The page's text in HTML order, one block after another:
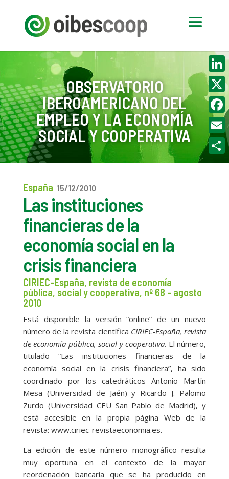
OBSERVATORIO
IBEROAMERICANO DEL
EMPLEO Y LA ECONOMÍA
SOCIAL Y COOPERATIVA
España 15/12/2010
Las instituciones
financieras de la
economía social en la
crisis financiera
CIRIEC-España, revista de economía
pública, social y cooperativa, nº 68 - agosto
2010
Está disponible la versión “online” de un nuevo
número de la revista científica CIRIEC-España, revista
de economía pública, social y cooperativa. El número,
titulado “Las instituciones financieras de la
economía social en la crisis financiera”, ha sido
coordinado por los catedráticos Antonio Martín
Mesa (Universidad de Jaén) y Ricardo J. Palomo
Zurdo (Universidad CEU San Pablo de Madrid), y
está accesible en la propia página Web de la
revista: www.ciriec-revistaeconomia.es.
La edición de este número monográfico resulta
muy oportuna en el contexto de la mayor
reordenación bancaria que se ha producido en
X
Email